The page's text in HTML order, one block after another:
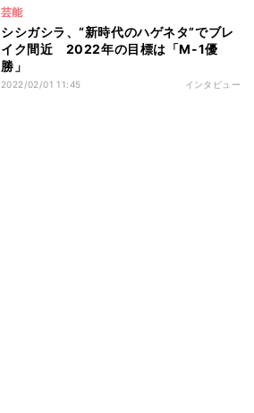
芸能
シシガシラ、“新時代のハゲネタ”でブレ
イク間近 2022年の目標は「M-1優
勝」
2022/02/01 11:45 インタビュー